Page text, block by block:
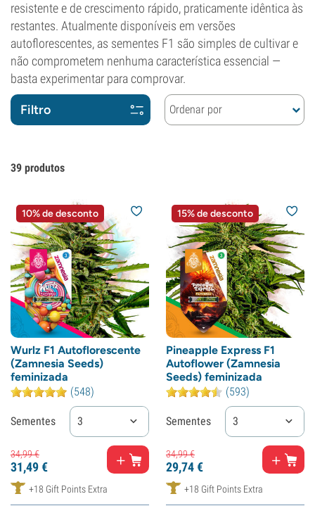
resistente e de crescimento rápido, praticamente idêntica às
restantes. Atualmente disponíveis em versões
autoflorescentes, as sementes F1 são simples de cultivar e
não comprometem nenhuma característica essencial —
basta experimentar para comprovar.
Filtro Ordenar por
39 produtos
10% de desconto
Wurlz F1 Autoflorescente
(Zamnesia Seeds)
feminizada
(548)
Sementes 3
34,99€
31,49€
+18 Gift Points Extra
15% de desconto
Pineapple Express F1
Autoflower (Zamnesia
Seeds) feminizada
(593)
Sementes 3
34,99€
29,74€
+18 Gift Points Extra